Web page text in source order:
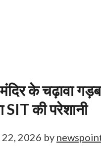
के चढ़ावा
SIT की परेशानी
22, 2026 by